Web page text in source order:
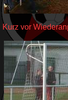
Kurz vor